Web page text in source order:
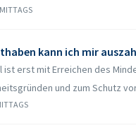
kann ich mir
ist erst mit Erreichen des
und zum Schutz